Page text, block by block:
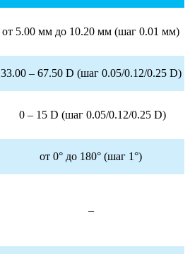
от 5.00 мм до 10.20 мм (шаг 0.01 мм)
33.00 – 67.50 D (шаг 0.05/0.12/0.25 D)
0 – 15 D (шаг 0.05/0.12/0.25 D)
от 0° до 180° (шаг 1°)
–